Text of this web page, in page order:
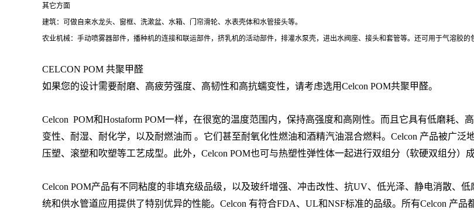
其它方面
建筑：可做自来水龙头、窗框、洗漱盆、水箱、门帘滑轮、水表壳体和水管接头等。
农业机械：手动喷雾器部件，播种机的连接和联运部件，挤乳机的活动部件，排灌水泵壳，进出水阀座、接头和套管等。还可用于气溶胶的
CELCON POM 共聚甲醛
如果您的设计需要耐磨、高疲劳强度、高韧性和高抗蠕变性，请考虑选用Celcon POM共聚甲醛。
Celcon POM和Hostaform POM一样，在很宽的温度范围内，保持高强度和高刚性。而且它具有低磨耗
变性、耐湿、耐化学，以及耐燃油而 。它们甚至耐氧化性燃油和酒精汽油混合燃料。Celcon 产品被广泛
压塑、滚塑和吹塑等工艺成型。此外，Celcon POM也可与热塑性弹性体一起进行双组分（软硬双组分）
Celcon POM产品有不同粘度的非填充级品级，以及玻纤增强、冲击改性、抗UV、低光泽、静电消散、
统和供水管道应用提供了特别优异的性能。Celcon 有符合FDA、UL和NSF标准的品级。所有Celcon 产